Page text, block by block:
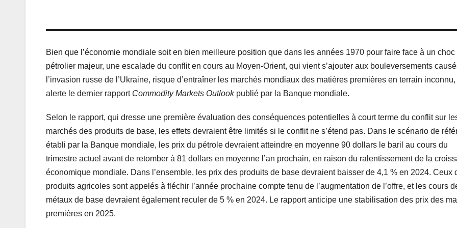
Bien que l’économie mondiale soit en bien meilleure position que dans les années 1970 pour faire face à un choc
pétrolier majeur, une escalade du conflit en cours au Moyen-Orient, qui vient s’ajouter aux bouleversements
l’invasion russe de l’Ukraine, risque d’entraîner les marchés mondiaux des matières premières en terrain inconnu,
alerte le dernier rapport Commodity Markets Outlookpublié par la Banque mondiale.
Selon le rapport, qui dresse une première évaluation des conséquences potentielles à court terme du conflit sur
marchés des produits de base, les effets devraient être limités si le conflit ne s’étend pas. Dans le scénario de
établi par la Banque mondiale, les prix du pétrole devraient atteindre en moyenne 90 dollars le baril au cours du
trimestre actuel avant de retomber à 81 dollars en moyenne l’an prochain, en raison du ralentissement de la
économique mondiale. Dans l’ensemble, les prix des produits de base devraient baisser de 4,1 % en 2024. Ceux
produits agricoles sont appelés à fléchir l’année prochaine compte tenu de l’augmentation de l’offre, et les cours
métaux de base devraient également reculer de 5 % en 2024. Le rapport anticipe une stabilisation des prix des
premières en 2025.